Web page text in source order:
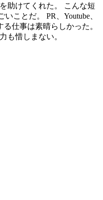
助けてくれた。 こんな短
ことだ。 PR、Youtube、
仕事は素晴らしかった。
も惜しまない。